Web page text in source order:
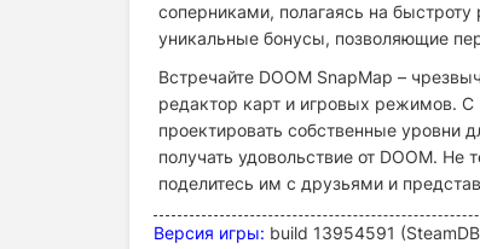
соперниками, полагаясь на
уникальные бонусы, позволяющие
Встречайте DOOM SnapMap –
редактор карт и игровых режимов.
проектировать собственные уровни
получать удовольствие от DOOM.
поделитесь им с друзьями и
Версия игры: build 13954591